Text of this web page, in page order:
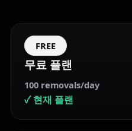
FREE
무료 플랜
100 removals/day
✓현재 플랜